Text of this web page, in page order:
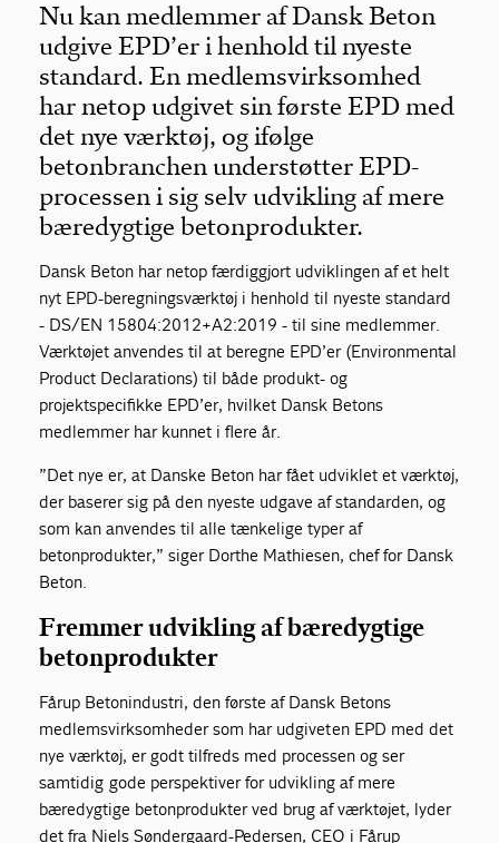
Nu kan medlemmer af Dansk Beton
udgive EPD’er i henhold til nyeste
standard. En medlemsvirksomhed
har netop udgivet sin første EPD med
det nye værktøj, og ifølge
betonbranchen understøtter EPD-
processen i sig selv udvikling af mere
bæredygtige betonprodukter.
Dansk Beton har netop færdiggjort udviklingen af et helt
nyt EPD-beregningsværktøj i henhold til nyeste standard
- DS/EN 15804:2012+A2:2019 - til sine medlemmer.
Værktøjet anvendes til at beregne EPD’er (Environmental
Product Declarations) til både produkt- og
projektspecifikke EPD’er, hvilket Dansk Betons
medlemmer har kunnet i flere år.
”Det nye er, at Danske Beton har fået udviklet et værktøj,
der baserer sig på den nyeste udgave af standarden, og
som kan anvendes til alle tænkelige typer af
betonprodukter,” siger Dorthe Mathiesen, chef for Dansk
Beton.
Fremmer udvikling af bæredygtige
betonprodukter
Fårup Betonindustri, den første af Dansk Betons
medlemsvirksomheder som har udgivet en EPD med det
nye værktøj, er godt tilfreds med processen og ser
samtidig gode perspektiver for udvikling af mere
bæredygtige betonprodukter ved brug af værktøjet, lyder
det fra Niels Søndergaard-Pedersen, CEO i Fårup